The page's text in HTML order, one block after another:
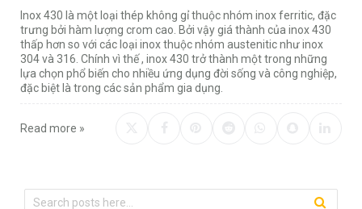
Inox 430 là một loại thép không gỉ thuộc nhóm inox ferritic, đặc
trưng bởi hàm lượng crom cao. Bởi vậy giá thành của inox 430
thấp hơn so với các loại inox thuộc nhóm austenitic như inox
304 và 316. Chính vì thế , inox 430 trở thành một trong những
lựa chọn phổ biến cho nhiều ứng dụng đời sống và công nghiệp,
đặc biệt là trong các sản phẩm gia dụng.
Read more »